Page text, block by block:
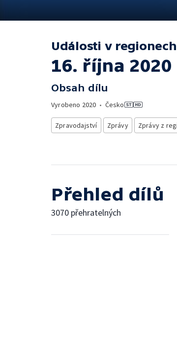
Události v
16. října 2020
Obsah dílu
Vyrobeno 2020 • Česko
Zpravodajství Zprávy Zprávy z
Přehled dílů
3070 přehratelných